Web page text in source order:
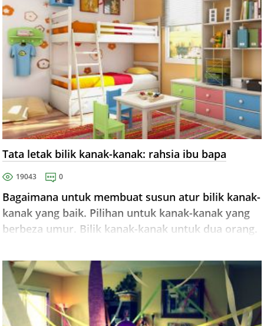
Tata letak bilik kanak-kanak: rahsia ibu bapa
19043 0
Bagaimana untuk membuat susun atur bilik kanak-
kanak yang baik. Pilihan untuk kanak-kanak yang
berbeza umur. Bilik kanak-kanak untuk dua orang.